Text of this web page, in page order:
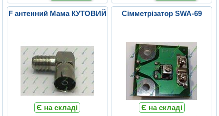
F антенний Мама КУТОВИЙ
Є на складі
Сімметрізатор SWA-69
Є на складі